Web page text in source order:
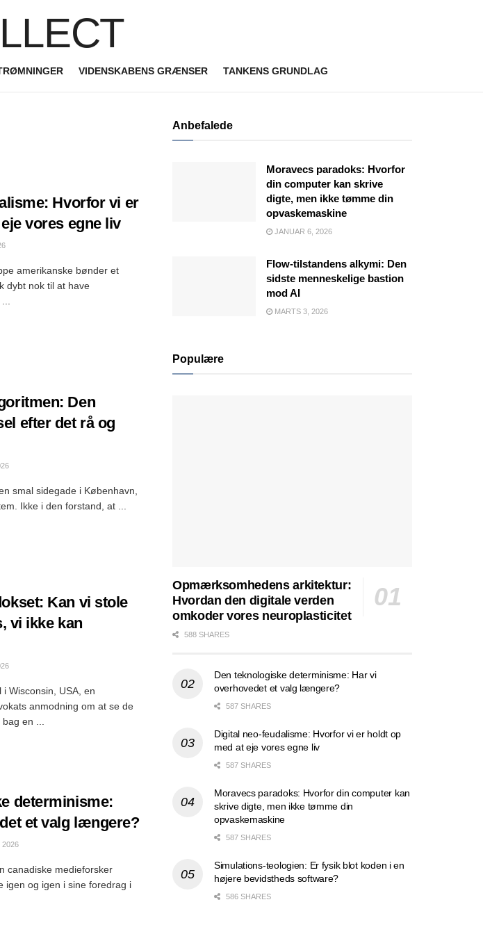
VIDENSKABENS GRÆNSER TANKENS GRUNDLAG
Hvorfor vi er
vores egne liv
amerikanske bønder et
dybt nok til at have
Den
efter det rå og
smal sidegade i København,
Ikke i den forstand, at ...
Kan vi stole
vi ikke kan
Wisconsin, USA, en
anmodning om at se de
en ...
determinisme:
et valg længere?
canadiske medieforsker
igen og igen i sine foredrag i
Anbefalede
Moravecs paradoks: Hvorfor
din computer kan skrive
digte, men ikke tømme din
opvaskemaskine
JANUAR 6, 2026
Flow-tilstandens alkymi: Den
sidste menneskelige bastion
mod AI
MARTS 3, 2026
Populære
Opmærksomhedens arkitektur:
Hvordan den digitale verden
omkoder vores neuroplasticitet
588 SHARES
Den teknologiske determinisme: Har vi
overhovedet et valg længere?
587 SHARES
Digital neo-feudalisme: Hvorfor vi er holdt op
med at eje vores egne liv
587 SHARES
Moravecs paradoks: Hvorfor din computer kan
skrive digte, men ikke tømme din
opvaskemaskine
587 SHARES
Simulations-teologien: Er fysik blot koden i en
højere bevidstheds software?
586 SHARES